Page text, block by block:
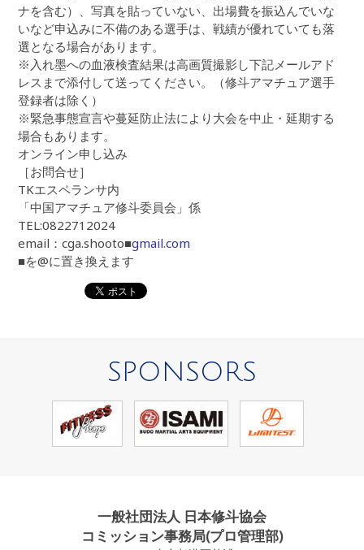
ナを含む）、写真を貼っていない、出場費を振込んでいな
いなど申込みに不備のある選手は、戦績が優れていても落
選となる場合があります。
※入れ墨への血液検査結果は高画質撮影し下記メールアド
レスまで添付して送ってください。（修斗アマチュア選手
登録者は除く）
※緊急事態宣言や蔓延防止法により大会を中止・延期する
場合もあります。
オンライン申し込み
［お問合せ］
TKエスペランサ内
「中国アマチュア修斗委員会」係
TEL:0822712024
email：cga.shooto■gmail.com
■を@に置き換えます
SPONSORS
一般社団法人 日本修斗協会
コミッション事務局(プロ管理部)